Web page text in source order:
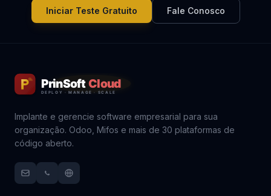
Iniciar Teste Gratuito
Fale Conosco
Implante e gerencie software empresarial para sua
organização. Odoo, Mifos e mais de 30 plataformas de
código aberto.